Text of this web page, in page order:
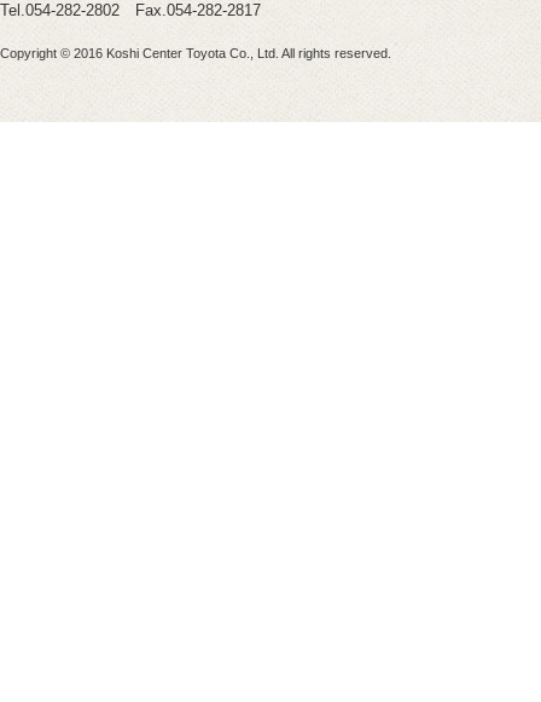
Tel.054-282-2802 Fax.054-282-2817
Copyright © 2016 Koshi Center Toyota Co., Ltd. All rights reserved.